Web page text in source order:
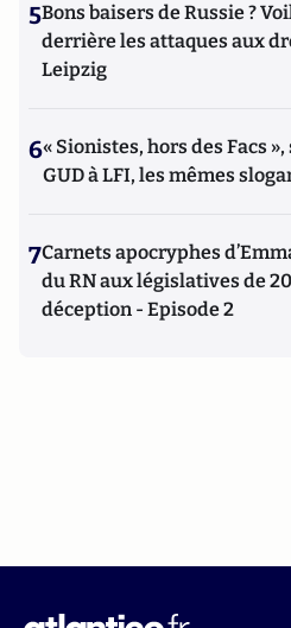
5Bons baisers de Russie ?
derrière les attaques aux
Leipzig
6« Sionistes, hors des Facs
GUD à LFI, les mêmes
7Carnets apocryphes
du RN aux législatives de
déception - Episode 2